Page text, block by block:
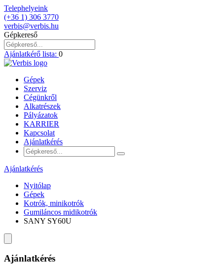
Telephelyeink
(+36 1) 306 3770
verbis@verbis.hu
Gépkereső
Ajánlatkérő lista: 0
Gépek
Szerviz
Cégünkről
Alkatrészek
Pályázatok
KARRIER
Kapcsolat
Ajánlatkérés
Ajánlatkérés
Nyitólap
Gépek
Kotrók, minikotrók
Gumiláncos midikotrók
SANY SY60U
Ajánlatkérés